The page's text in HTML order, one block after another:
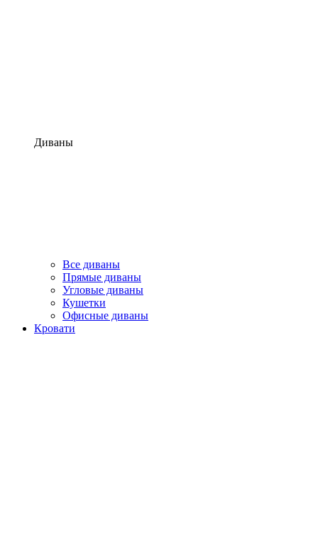
Диваны
Все диваны
Прямые диваны
Угловые диваны
Кушетки
Офисные диваны
Кровати